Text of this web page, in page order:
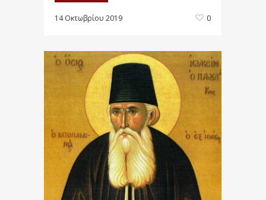
14 Οκτωβρίου 2019 0